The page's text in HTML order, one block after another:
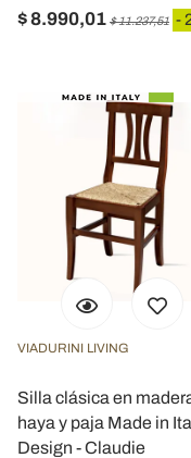
$ 8.990,01 $ 11.237,51 -
VIADURINI LIVING
Silla clásica en
haya y paja Made in
Design - Claudie